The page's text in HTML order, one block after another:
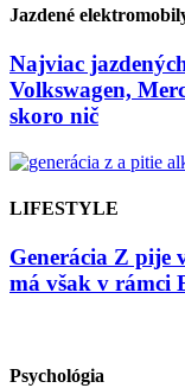
Jazdené
Najviac
Volkswagen,
skoro nič
LIFESTYLE
Generácia Z pije
má však v rámci
Psychológia